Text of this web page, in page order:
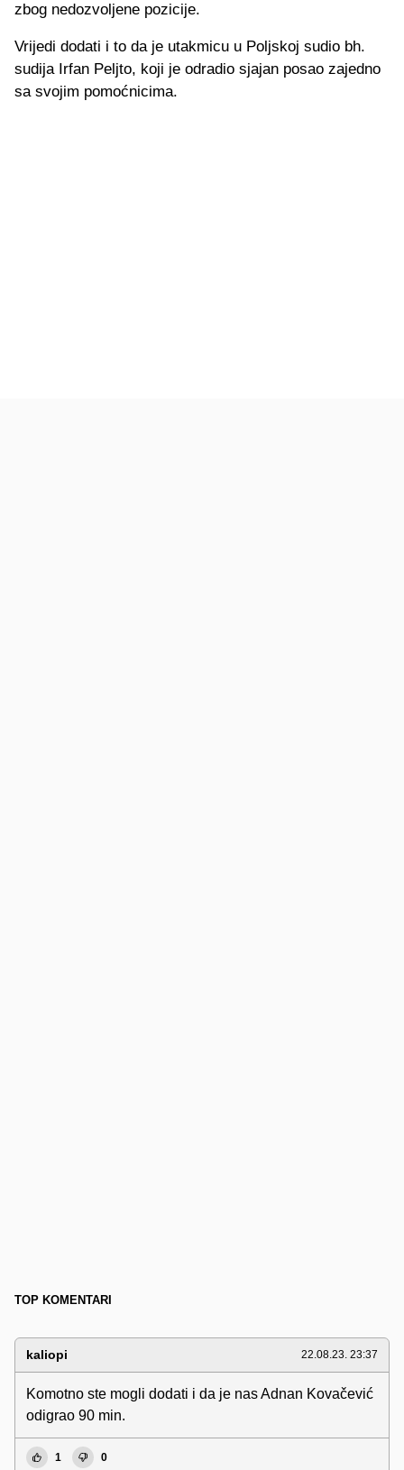
zbog nedozvoljene pozicije.
Vrijedi dodati i to da je utakmicu u Poljskoj sudio bh.
sudija Irfan Peljto, koji je odradio sjajan posao zajedno
sa svojim pomoćnicima.
TOP KOMENTARI
kaliopi 22.08.23. 23:37
Komotno ste mogli dodati i da je nas Adnan Kovačević
odigrao 90 min.
1 0